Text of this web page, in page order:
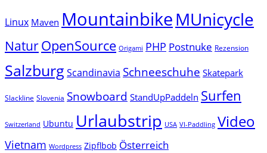
Linux Maven MountainbikeMUnicycle
NaturOpenSource Origami PHP Postnuke Rezension
SalzburgScandinavia Schneeschuhe Skatepark
Slackline Slovenia Snowboard StandUpPaddeln Surfen
Switzerland Ubuntu Urlaubstrip USA VI-Paddling Video
Vietnam Wordpress Zipflbob Österreich